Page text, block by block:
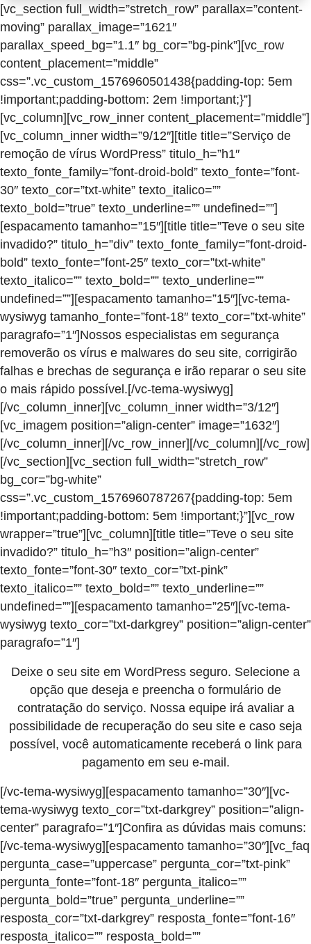
[vc_section full_width=”stretch_row” parallax=”content-
moving” parallax_image=”1621″
parallax_speed_bg=”1.1″ bg_cor=”bg-pink”][vc_row
content_placement=”middle”
css=”.vc_custom_1576960501438{padding-top: 5em
!important;padding-bottom: 2em !important;}”]
[vc_column][vc_row_inner content_placement=”middle”]
[vc_column_inner width=”9/12″][title title=”Serviço de
remoção de vírus WordPress” titulo_h=”h1″
texto_fonte_family=”font-droid-bold” texto_fonte=”font-
30″ texto_cor=”txt-white” texto_italico=””
texto_bold=”true” texto_underline=”” undefined=””]
[espacamento tamanho=”15″][title title=”Teve o seu site
invadido?” titulo_h=”div” texto_fonte_family=”font-droid-
bold” texto_fonte=”font-25″ texto_cor=”txt-white”
texto_italico=”” texto_bold=”” texto_underline=””
undefined=””][espacamento tamanho=”15″][vc-tema-
wysiwyg tamanho_fonte=”font-18″ texto_cor=”txt-white”
paragrafo=”1″]Nossos especialistas em segurança
removerão os vírus e malwares do seu site, corrigirão
falhas e brechas de segurança e irão reparar o seu site
o mais rápido possível.[/vc-tema-wysiwyg]
[/vc_column_inner][vc_column_inner width=”3/12″]
[vc_imagem position=”align-center” image=”1632″]
[/vc_column_inner][/vc_row_inner][/vc_column][/vc_row]
[/vc_section][vc_section full_width=”stretch_row”
bg_cor=”bg-white”
css=”.vc_custom_1576960787267{padding-top: 5em
!important;padding-bottom: 5em !important;}”][vc_row
wrapper=”true”][vc_column][title title=”Teve o seu site
invadido?” titulo_h=”h3″ position=”align-center”
texto_fonte=”font-30″ texto_cor=”txt-pink”
texto_italico=”” texto_bold=”” texto_underline=””
undefined=””][espacamento tamanho=”25″][vc-tema-
wysiwyg texto_cor=”txt-darkgrey” position=”align-center”
paragrafo=”1″]
Deixe o seu site em WordPress seguro. Selecione a
opção que deseja e preencha o formulário de
contratação do serviço. Nossa equipe irá avaliar a
possibilidade de recuperação do seu site e caso seja
possível, você automaticamente receberá o link para
pagamento em seu e-mail.
[/vc-tema-wysiwyg][espacamento tamanho=”30″][vc-
tema-wysiwyg texto_cor=”txt-darkgrey” position=”align-
center” paragrafo=”1″]Confira as dúvidas mais comuns:
[/vc-tema-wysiwyg][espacamento tamanho=”30″][vc_faq
pergunta_case=”uppercase” pergunta_cor=”txt-pink”
pergunta_fonte=”font-18″ pergunta_italico=””
pergunta_bold=”true” pergunta_underline=””
resposta_cor=”txt-darkgrey” resposta_fonte=”font-16″
resposta_italico=”” resposta_bold=””